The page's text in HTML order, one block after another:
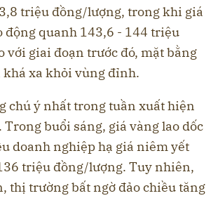
triệu đồng/lượng, trong khi giá
động quanh 143,6 - 144 triệu
với giai đoạn trước đó, mặt bằng
khá xa khỏi vùng đỉnh.
chú ý nhất trong tuần xuất hiện
buổi sáng, giá vàng lao dốc
doanh nghiệp hạ giá niêm yết
triệu đồng/lượng. Tuy nhiên,
thị trường bất ngờ đảo chiều tăng